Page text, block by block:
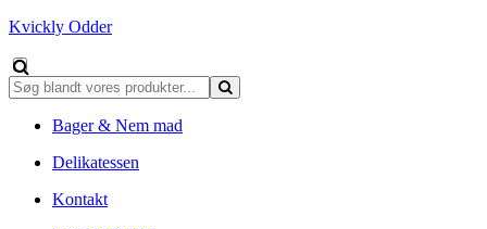
Kvickly Odder
Bager & Nem mad
Delikatessen
Kontakt